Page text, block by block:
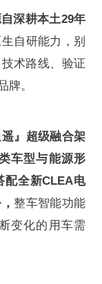
深耕本土29年
自研能力，别
术路线、验证
牌。
』超级融合架
车型与能源形
配全新CLEA电
整车智能功能
变化的用车需